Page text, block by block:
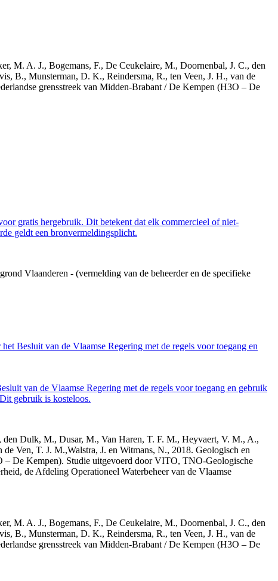
M. A. J., Bogemans, F., De Ceukelaire, M., Doornenbal, J. C., den
B., Munsterman, D. K., Reindersma, R., ten Veen, J. H., van de
grensstreek van Midden-Brabant / De Kempen (H3O – De
gratis hergebruik. Dit betekent dat elk commercieel of niet-
geldt een bronvermeldingsplicht.
Vlaanderen - (vermelding van de beheerder en de specifieke
Besluit van de Vlaamse Regering met de regels voor toegang en
van de Vlaamse Regering met de regels voor toegang en gebruik
gebruik is kosteloos.
den Dulk, M., Dusar, M., Van Haren, T. F. M., Heyvaert, V. M., A.,
Ven, T. J. M.,Walstra, J. en Witmans, N., 2018. Geologisch en
– De Kempen). Studie uitgevoerd door VITO, TNO-Geologische
de Afdeling Operationeel Waterbeheer van de Vlaamse
M. A. J., Bogemans, F., De Ceukelaire, M., Doornenbal, J. C., den
B., Munsterman, D. K., Reindersma, R., ten Veen, J. H., van de
grensstreek van Midden-Brabant / De Kempen (H3O – De